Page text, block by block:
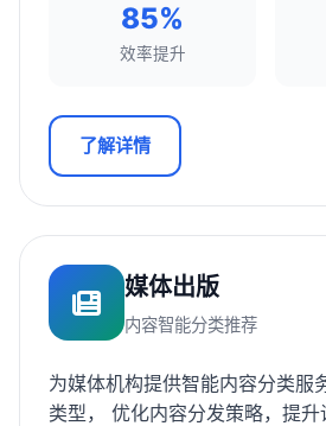
85%
效率提升
了解详情
媒体出版
内容智能分类推荐
为媒体机构提供智能内容分类服
类型， 优化内容分发策略，提升